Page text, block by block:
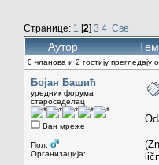
Странице: 1 [2] 3 4 Све
Аутор
0 чланова и 2 гостију прегледају
Бојан Башић
уредник форума
староседелац
Ван мреже
Пол:
Организација: